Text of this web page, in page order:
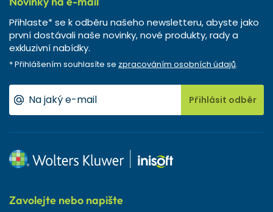
Přihlaste* se k odběru našeho newsletteru, abyste jako
první dostávali naše novinky, nové produkty, rady a
exkluzivní nabídky.
* Přihlášením souhlasíte se zpracováním osobních údajů.
Přihlásit odběr
Zavolejte nebo napište